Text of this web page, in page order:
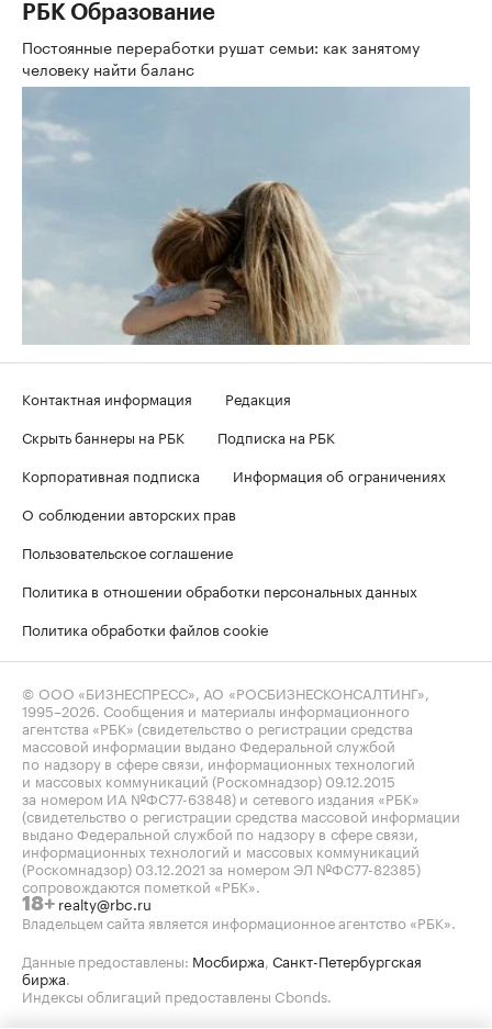
РБК Образование
Постоянные переработки рушат семьи: как занятому
человеку найти баланс
Контактная информация
Редакция
Скрыть баннеры на РБК
Подписка на РБК
Корпоративная подписка
Информация об ограничениях
О соблюдении авторских прав
Пользовательское соглашение
Политика в отношении обработки персональных данных
Политика обработки файлов cookie
© ООО «БИЗНЕСПРЕСС», АО «РОСБИЗНЕСКОНСАЛТИНГ»,
1995–2026 . Сообщения и материалы информационного
агентства «РБК» (свидетельство о регистрации средства
массовой информации выдано Федеральной службой
по надзору в сфере связи, информационных технологий
и массовых коммуникаций (Роскомнадзор) 09.12.2015
за номером ИА №ФС77-63848) и сетевого издания «РБК»
(свидетельство о регистрации средства массовой информации
выдано Федеральной службой по надзору в сфере связи,
информационных технологий и массовых коммуникаций
(Роскомнадзор) 03.12.2021 за номером ЭЛ №ФС77-82385)
сопровождаются пометкой «РБК».
18+ realty@rbc.ru
Владельцем сайта является информационное агентство «РБК».
Данные предоставлены: Мосбиржа Санкт-Петербургская
биржа
Индексы облигаций предоставлены Cbonds.